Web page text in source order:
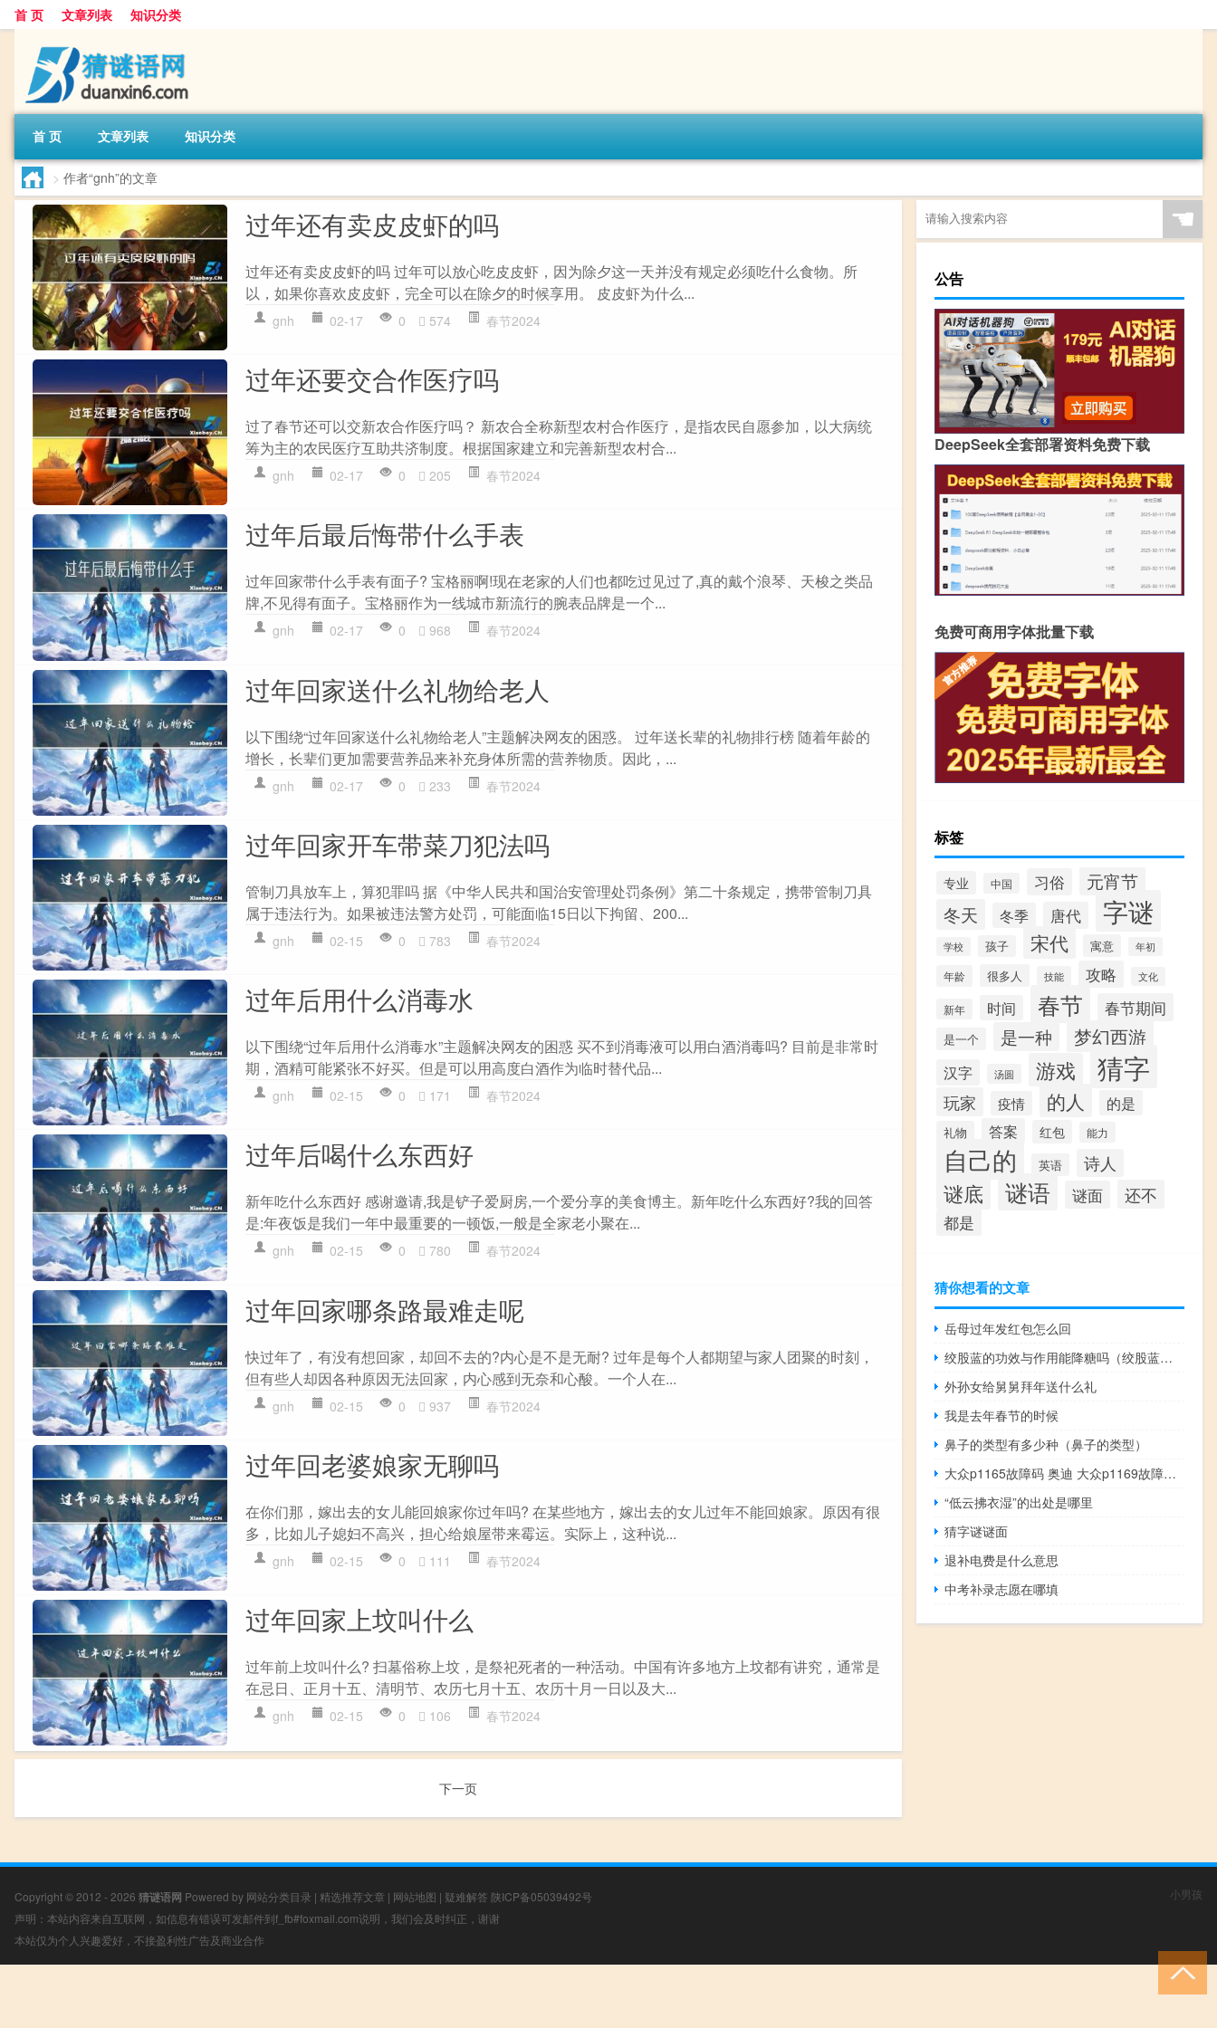
首 页 文章列表 知识分类
首 页 文章列表 知识分类
> 作者“gnh”的文章
过年还有卖皮皮虾的吗
过年还有卖皮皮虾的吗 过年可以放心吃皮皮虾，因为除夕这一天并没有规定必须吃什么食物。所
以，如果你喜欢皮皮虾，完全可以在除夕的时候享用。 皮皮虾为什么...
gnh 02-17 0 574 春节2024
过年还要交合作医疗吗
过了春节还可以交新农合作医疗吗？ 新农合全称新型农村合作医疗，是指农民自愿参加，以大病统
筹为主的农民医疗互助共济制度。根据国家建立和完善新型农村合...
gnh 02-17 0 205 春节2024
过年后最后悔带什么手表
过年回家带什么手表有面子? 宝格丽啊!现在老家的人们也都吃过见过了,真的戴个浪琴、天梭之类品
牌,不见得有面子。宝格丽作为一线城市新流行的腕表品牌是一个...
gnh 02-17 0 968 春节2024
过年回家送什么礼物给老人
以下围绕“过年回家送什么礼物给老人”主题解决网友的困惑。 过年送长辈的礼物排行榜 随着年龄的
增长，长辈们更加需要营养品来补充身体所需的营养物质。因此，...
gnh 02-17 0 233 春节2024
过年回家开车带菜刀犯法吗
管制刀具放车上，算犯罪吗 据《中华人民共和国治安管理处罚条例》第二十条规定，携带管制刀具
属于违法行为。如果被违法警方处罚，可能面临15日以下拘留、200...
gnh 02-15 0 783 春节2024
过年后用什么消毒水
以下围绕“过年后用什么消毒水”主题解决网友的困惑 买不到消毒液可以用白酒消毒吗? 目前是非常时
期，酒精可能紧张不好买。但是可以用高度白酒作为临时替代品...
gnh 02-15 0 171 春节2024
过年后喝什么东西好
新年吃什么东西好 感谢邀请,我是铲子爱厨房,一个爱分享的美食博主。新年吃什么东西好?我的回答
是:年夜饭是我们一年中最重要的一顿饭,一般是全家老小聚在...
gnh 02-15 0 780 春节2024
过年回家哪条路最难走呢
快过年了，有没有想回家，却回不去的?内心是不是无耐? 过年是每个人都期望与家人团聚的时刻，
但有些人却因各种原因无法回家，内心感到无奈和心酸。一个人在...
gnh 02-15 0 937 春节2024
过年回老婆娘家无聊吗
在你们那，嫁出去的女儿能回娘家你过年吗? 在某些地方，嫁出去的女儿过年不能回娘家。原因有很
多，比如儿子媳妇不高兴，担心给娘屋带来霉运。实际上，这种说...
gnh 02-15 0 111 春节2024
过年回家上坟叫什么
过年前上坟叫什么? 扫墓俗称上坟，是祭祀死者的一种活动。中国有许多地方上坟都有讲究，通常是
在忌日、正月十五、清明节、农历七月十五、农历十月一日以及大...
gnh 02-15 0 106 春节2024
下一页
☚
公告
DeepSeek全套部署资料免费下载
免费可商用字体批量下载
标签
专业 中国 习俗 元宵节
冬天 冬季 唐代 字谜
学校 孩子 宋代 寓意 年初
年龄 很多人 技能 攻略 文化
新年 时间 春节 春节期间
是一个 是一种 梦幻西游
汉字 汤圆 游戏 猜字
玩家 疫情 的人 的是
礼物 答案 红包 能力
自己的 英语 诗人
谜底 谜语 谜面 还不
都是
猜你想看的文章
岳母过年发红包怎么回
绞股蓝的功效与作用能降糖吗（绞股蓝的功效）
外孙女给舅舅拜年送什么礼
我是去年春节的时候
鼻子的类型有多少种（鼻子的类型）
大众p1165故障码 奥迪 大众p1169故障码解释和消除方法 P1169故障码怎么解决
“低云拂衣湿”的出处是哪里
猜字谜谜面
退补电费是什么意思
中考补录志愿在哪填
Copyright © 2012 - 2026 猜谜语网 Powered by 网站分类目录 | 精选推荐文章 | 网站地图 | 疑难解答 陕ICP备05039492号
声明：本站内容来自互联网，如信息有错误可发邮件到f_fb#foxmail.com说明，我们会及时纠正，谢谢
本站仅为个人兴趣爱好，不接盈利性广告及商业合作
小男孩